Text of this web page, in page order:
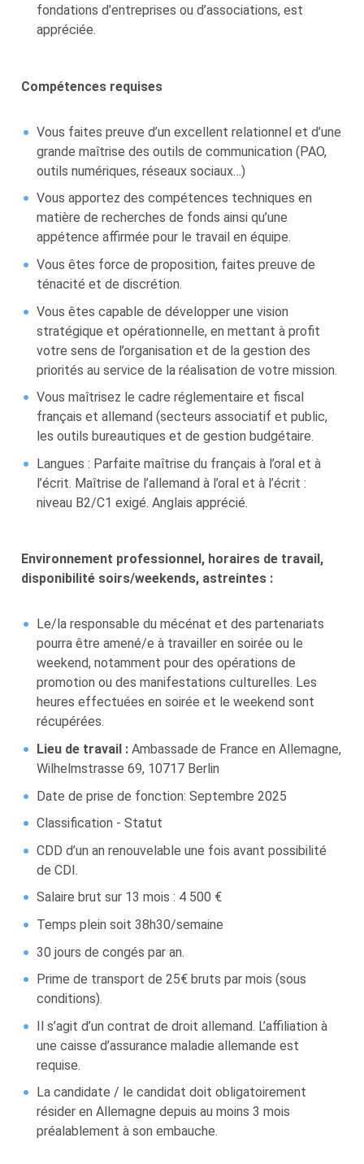
fondations d’entreprises ou d’associations, est
appréciée.
Compétences requises
Vous faites preuve d’un excellent relationnel et d’une
grande maîtrise des outils de communication (PAO,
outils numériques, réseaux sociaux…)
Vous apportez des compétences techniques en
matière de recherches de fonds ainsi qu’une
appétence affirmée pour le travail en équipe.
Vous êtes force de proposition, faites preuve de
ténacité et de discrétion.
Vous êtes capable de développer une vision
stratégique et opérationnelle, en mettant à profit
votre sens de l’organisation et de la gestion des
priorités au service de la réalisation de votre mission.
Vous maîtrisez le cadre réglementaire et fiscal
français et allemand (secteurs associatif et public,
les outils bureautiques et de gestion budgétaire.
Langues : Parfaite maîtrise du français à l’oral et à
l’écrit. Maîtrise de l’allemand à l’oral et à l’écrit :
niveau B2/C1 exigé. Anglais apprécié.
Environnement professionnel, horaires de travail,
disponibilité soirs/weekends, astreintes :
Le/la responsable du mécénat et des partenariats
pourra être amené/e à travailler en soirée ou le
weekend, notamment pour des opérations de
promotion ou des manifestations culturelles. Les
heures effectuées en soirée et le weekend sont
récupérées.
Lieu de travail : Ambassade de France en Allemagne,
Wilhelmstrasse 69, 10717 Berlin
Date de prise de fonction: Septembre 2025
Classification - Statut
CDD d’un an renouvelable une fois avant possibilité
de CDI.
Salaire brut sur 13 mois : 4 500 €
Temps plein soit 38h30/semaine
30 jours de congés par an.
Prime de transport de 25€ bruts par mois (sous
conditions).
Il s’agit d’un contrat de droit allemand. L’affiliation à
une caisse d’assurance maladie allemande est
requise.
La candidate / le candidat doit obligatoirement
résider en Allemagne depuis au moins 3 mois
préalablement à son embauche.